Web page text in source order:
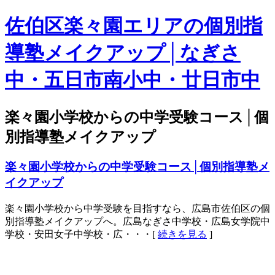
佐伯区楽々園エリアの個別指
導塾メイクアップ│なぎさ
中・五日市南小中・廿日市中
楽々園小学校からの中学受験コース│個
別指導塾メイクアップ
楽々園小学校からの中学受験コース│個別指導塾メ
イクアップ
楽々園小学校から中学受験を目指すなら、広島市佐伯区の個
別指導塾メイクアップへ。広島なぎさ中学校・広島女学院中
学校・安田女子中学校・広・・・[ 続きを見る ]